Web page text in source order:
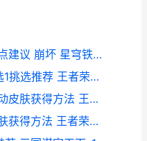
崩坏星穹铁道长夜月行迹加点建议 崩坏 星穹铁道官方网站
王者荣耀十周年限定皮肤9选1挑选推荐 王者荣耀十周年是什么时候
王者荣耀百里玄策罗小黑联动皮肤获得方法 王者荣耀百里玄策白虎志多少钱
王者荣耀张良罗小黑联动皮肤获得方法 王者荣耀张良罗小黑皮肤